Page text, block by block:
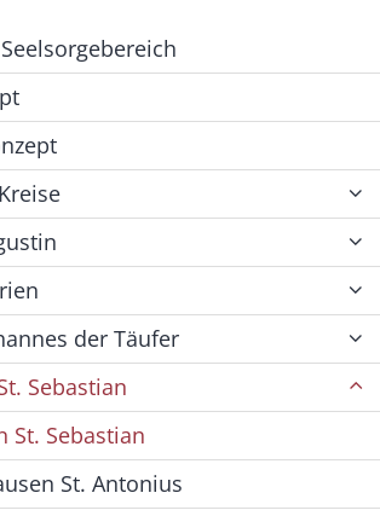
der Täufer
Sebastian
St. Sebastian
St. Antonius